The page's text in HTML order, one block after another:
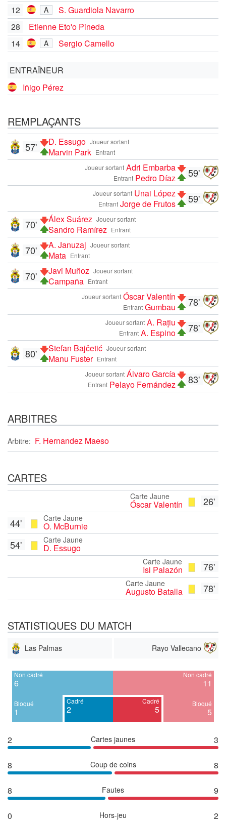
12 A
S. Guardiola Navarro
28
Etienne Eto'o Pineda
14
A Sergio Camello
ENTRAÎNEUR
Iñigo Pérez
REMPLAÇANTS
Joueur sortant
D. Essugo
Entrant
Marvin Park
57'
59'
Joueur sortant Adri Embarba
Entrant Pedro Díaz
59'
Joueur sortant Unai López
Entrant Jorge de Frutos
Joueur sortant
Álex Suárez
Entrant
Sandro Ramírez
70'
Joueur sortant
A. Januzaj
Entrant
Mata
70'
Joueur sortant
Javi Muñoz
Entrant
Campaña
70'
78'
Joueur sortant Óscar Valentín
Entrant Gumbau
78'
Joueur sortant A. Rațiu
Entrant A. Espino
Joueur sortant
Stefan Bajčetić
Entrant
Manu Fuster
80'
83'
Joueur sortant Álvaro García
Entrant Pelayo Fernández
ARBITRES
Arbitre: F. Hernandez Maeso
CARTES
26'
Carte Jaune
Óscar Valentín
Carte Jaune
O. McBurnie
44'
Carte Jaune
D. Essugo
54'
76'
Carte Jaune
Isi Palazón
78'
Carte Jaune
Augusto Batalla
STATISTIQUES DU MATCH
Las Palmas Rayo Vallecano
Non cadré
6
Bloqué
1
Cadré
2
Cadré
5
Non cadré
11
Bloqué
5
2 Cartes jaunes 3
8 Coup de coins 8
8 Fautes 9
0 Hors-jeu 2